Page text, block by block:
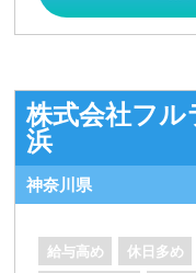
株式会社フ
浜
神奈川県
給与高め 休日多め